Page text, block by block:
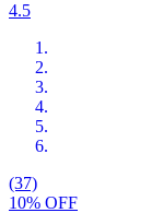
4.5
(37)
10% OFF